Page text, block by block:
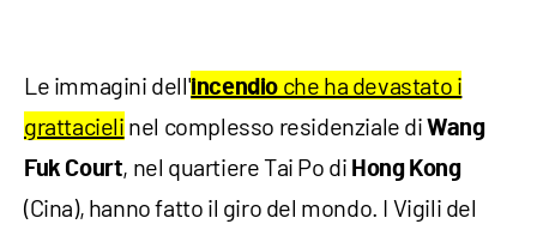
Le immagini dell'incendio che ha devastato i
grattacieli nel complesso residenziale di Wang
Fuk Court, nel quartiere Tai Po di Hong Kong
(Cina), hanno fatto il giro del mondo. I Vigili del